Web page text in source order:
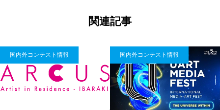
関連記事
国内外コンテスト情報 国内外コンテスト情報